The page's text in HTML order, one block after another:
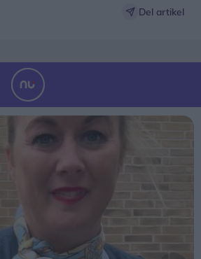
Del artikel